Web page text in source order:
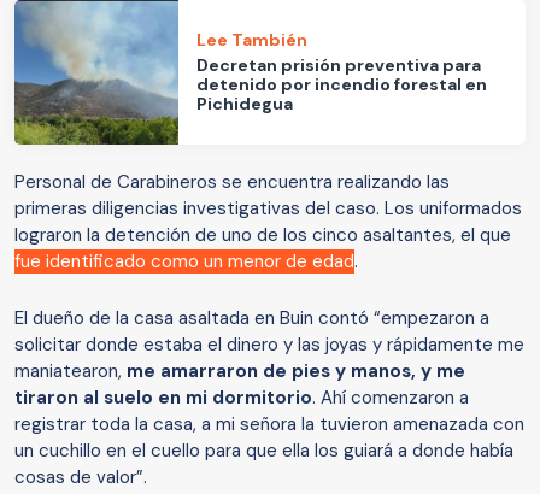
Lee También
Decretan prisión preventiva para
detenido por incendio forestal en
Pichidegua
Personal de Carabineros se encuentra realizando las
primeras diligencias investigativas del caso. Los uniformados
lograron la detención de uno de los cinco asaltantes, el que
fue identificado como un menor de edad.
El dueño de la casa asaltada en Buin contó “empezaron a
solicitar donde estaba el dinero y las joyas y rápidamente me
maniatearon, me amarraron de pies y manos, y me
tiraron al suelo en mi dormitorio. Ahí comenzaron a
registrar toda la casa, a mi señora la tuvieron amenazada con
un cuchillo en el cuello para que ella los guiará a donde había
cosas de valor”.